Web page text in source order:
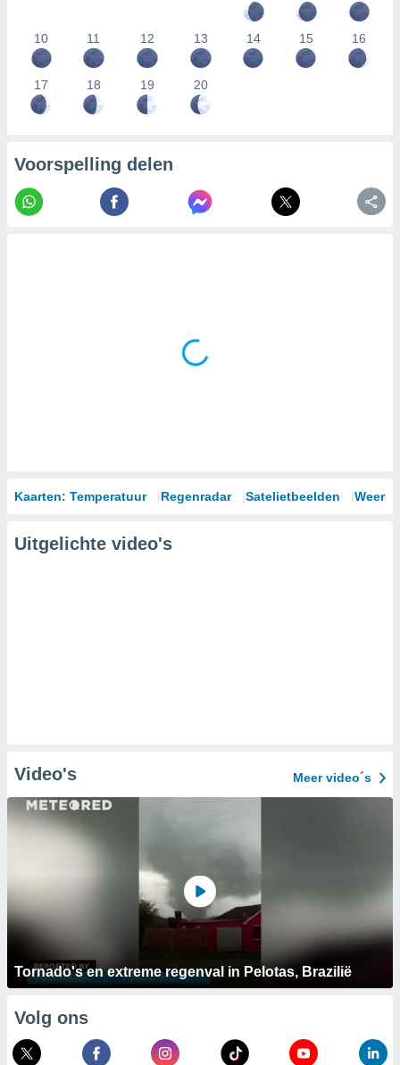
10 11 12 13 14 15 16
17 18 19 20
Voorspelling delen
Kaarten: Temperatuur Regenradar Satelietbeelden
Uitgelichte video's
Video's Meer video´s
Tornado's en extreme regenval in Pelotas, Brazilië
Volg ons